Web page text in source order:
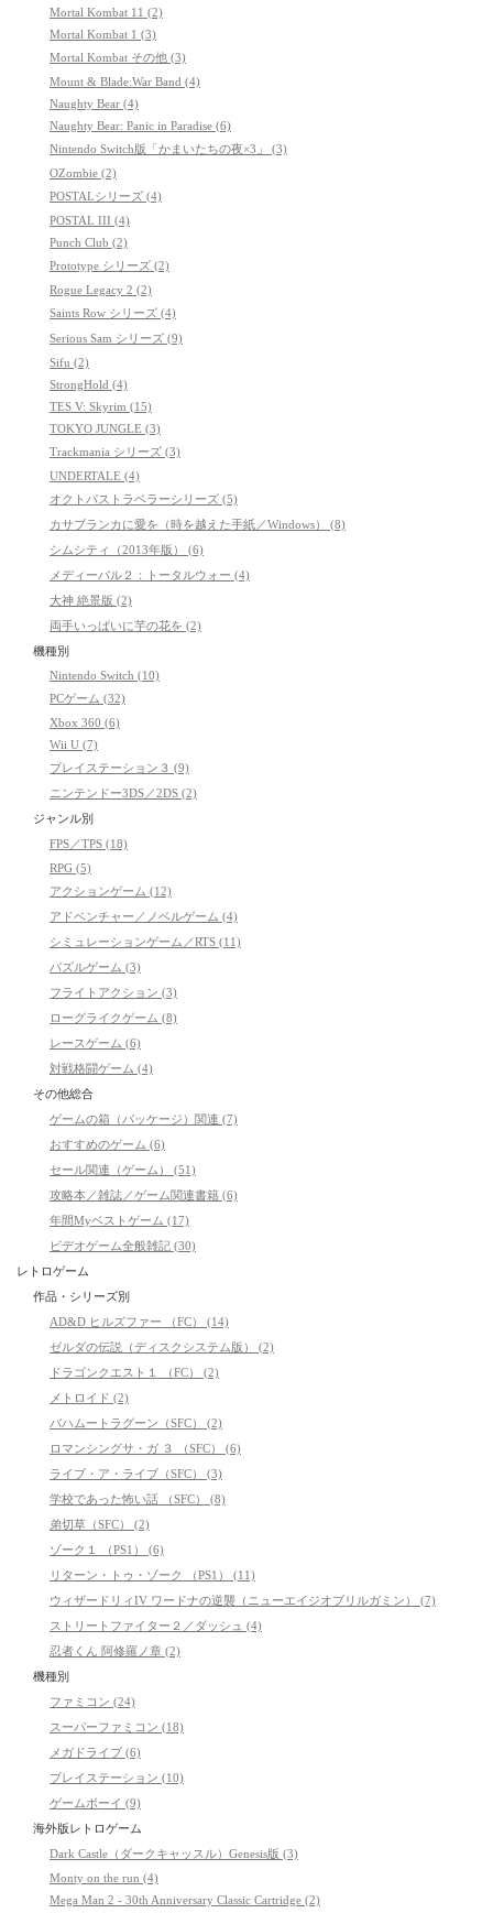
Mortal Kombat 11 (2)
Mortal Kombat 1 (3)
Mortal Kombat その他 (3)
Mount & Blade:War Band (4)
Naughty Bear (4)
Naughty Bear: Panic in Paradise (6)
Nintendo Switch版「かまいたちの夜×3」 (3)
OZombie (2)
POSTALシリーズ (4)
POSTAL III (4)
Punch Club (2)
Prototype シリーズ (2)
Rogue Legacy 2 (2)
Saints Row シリーズ (4)
Serious Sam シリーズ (9)
Sifu (2)
StrongHold (4)
TES V: Skyrim (15)
TOKYO JUNGLE (3)
Trackmania シリーズ (3)
UNDERTALE (4)
オクトパストラベラーシリーズ (5)
カサブランカに愛を（時を越えた手紙／Windows） (8)
シムシティ（2013年版） (6)
メディーバル２：トータルウォー (4)
大神 絶景版 (2)
両手いっぱいに芋の花を (2)
機種別
Nintendo Switch (10)
PCゲーム (32)
Xbox 360 (6)
Wii U (7)
プレイステーション３ (9)
ニンテンドー3DS／2DS (2)
ジャンル別
FPS／TPS (18)
RPG (5)
アクションゲーム (12)
アドベンチャー／ノベルゲーム (4)
シミュレーションゲーム／RTS (11)
パズルゲーム (3)
フライトアクション (3)
ローグライクゲーム (8)
レースゲーム (6)
対戦格闘ゲーム (4)
その他総合
ゲームの箱（パッケージ）関連 (7)
おすすめのゲーム (6)
セール関連（ゲーム） (51)
攻略本／雑誌／ゲーム関連書籍 (6)
年間Myベストゲーム (17)
ビデオゲーム全般雑記 (30)
レトロゲーム
作品・シリーズ別
AD&D ヒルズファー （FC） (14)
ゼルダの伝説（ディスクシステム版） (2)
ドラゴンクエスト１ （FC） (2)
メトロイド (2)
バハムートラグーン（SFC） (2)
ロマンシングサ・ガ ３ （SFC） (6)
ライブ・ア・ライブ（SFC） (3)
学校であった怖い話 （SFC） (8)
弟切草（SFC） (2)
ゾーク１ （PS1） (6)
リターン・トゥ・ゾーク （PS1） (11)
ウィザードリィIV ワードナの逆襲（ニューエイジオブリルガミン） (7)
ストリートファイター２／ダッシュ (4)
忍者くん 阿修羅ノ章 (2)
機種別
ファミコン (24)
スーパーファミコン (18)
メガドライブ (6)
プレイステーション (10)
ゲームボーイ (9)
海外版レトロゲーム
Dark Castle（ダークキャッスル）Genesis版 (3)
Monty on the run (4)
Mega Man 2 - 30th Anniversary Classic Cartridge (2)